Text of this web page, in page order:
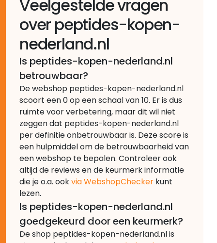
Veelgestelde vragen
over peptides-kopen-
nederland.nl
Is peptides-kopen-nederland.nl
betrouwbaar?
De webshop peptides-kopen-nederland.nl
scoort een 0 op een schaal van 10. Er is dus
ruimte voor verbetering, maar dit wil niet
zeggen dat peptides-kopen-nederland.nl
per definitie onbetrouwbaar is. Deze score is
een hulpmiddel om de betrouwbaarheid van
een webshop te bepalen. Controleer ook
altijd de reviews en de keurmerk informatie
die je o.a. ookvia WebshopChecker kunt
lezen.
Is peptides-kopen-nederland.nl
goedgekeurd door een keurmerk?
De shop peptides-kopen-nederland.nl is